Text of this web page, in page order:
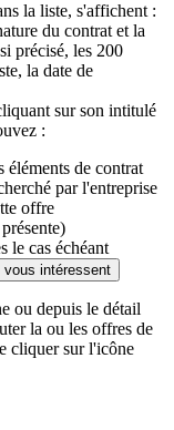
la liste, s'affichent :
du contrat et la
précisé, les 200
la date de
sur son intitulé
:
éléments de contrat
par l'entreprise
offre
le cas échéant
intéressent
ou depuis le détail
la ou les offres de
cliquer sur l'icône